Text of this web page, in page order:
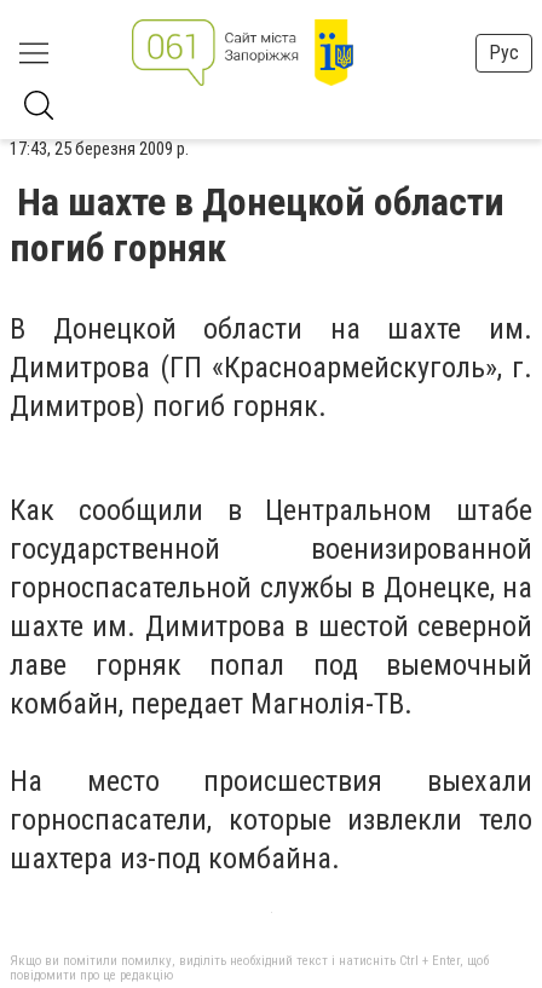
Рус
17:43, 25 березня 2009 р.
На шахте в Донецкой области
погиб горняк
В Донецкой области на шахте им.
Димитрова (ГП «Красноармейскуголь», г.
Димитров) погиб горняк.
Как сообщили в Центральном штабе
государственной военизированной
горноспасательной службы в Донецке, на
шахте им. Димитрова в шестой северной
лаве горняк попал под выемочный
комбайн, передает Магнолія-ТВ.
На место происшествия выехали
горноспасатели, которые извлекли тело
шахтера из-под комбайна.
Якщо ви помітили помилку, виділіть необхідний текст і натисніть Ctrl + Enter, щоб
повідомити про це редакцію